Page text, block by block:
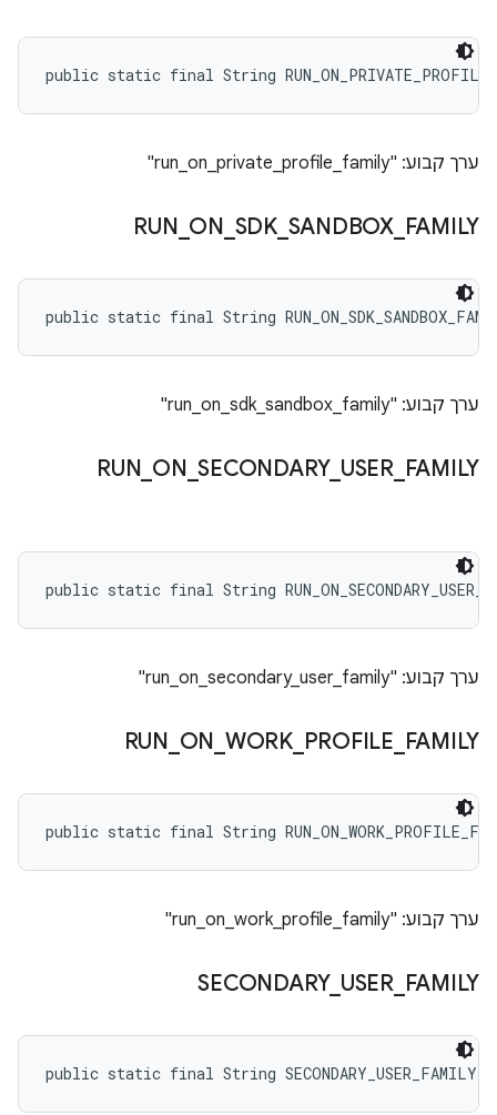
public static final String
ערך קבוע: "run_on_private_profile_family"
RUN ON SDK_ SANDBOX_ FAMILY
public static final String
ערך קבוע: "run_on_sdk_sandbox_family"
RUN ON _SECONDARY_ USER_ FAMILY
public static final String
ערך קבוע: "run_on_secondary_user_family"
RUN ON WORK_ PROFILE FAMILY
public static final String
ערך קבוע: "run_on_work_profile_family"
SECONDARY_ USER_ FAMILY
public static final String SECONDARY_USER_FAMILY